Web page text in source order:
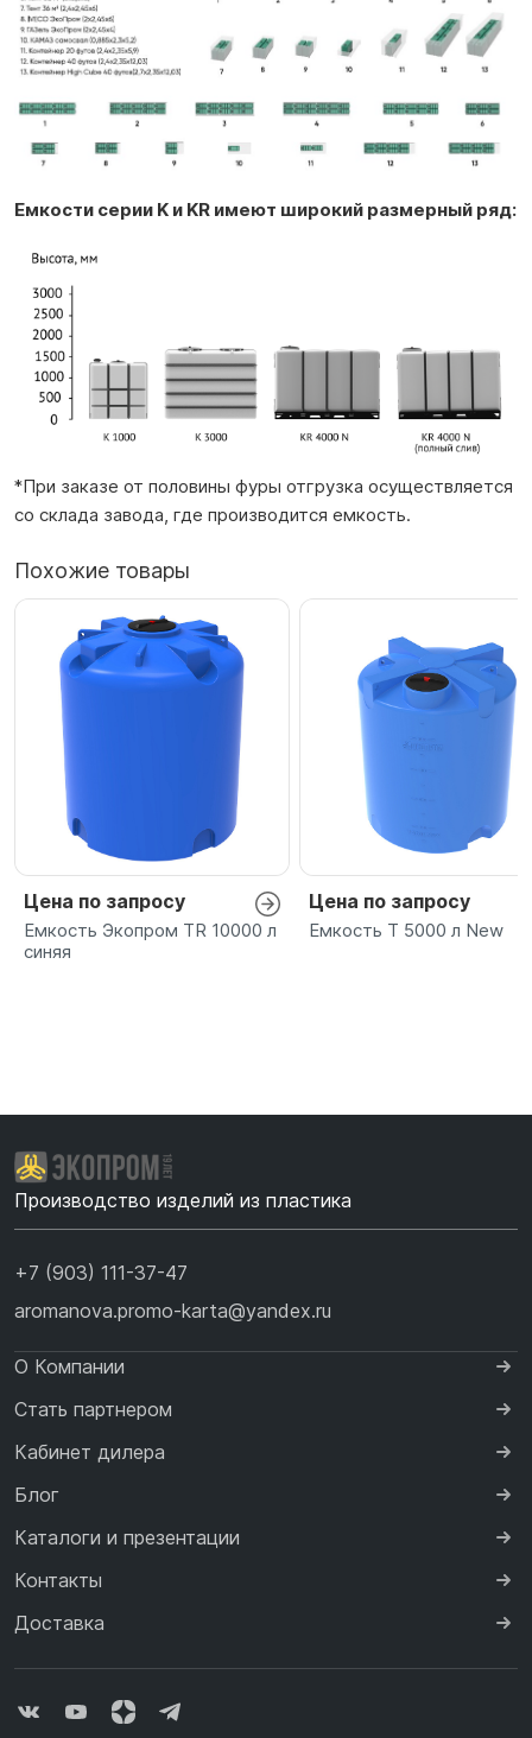
Емкости серии K и KR имеют широкий размерный ряд:
*При заказе от половины фуры отгрузка осуществляется
со склада завода, где производится емкость.
Похожие товары
Цена по запросу
Емкость Экопром TR 10000 л
синяя
Цена по запросу
Емкость T 5000 л New
Производство изделий из пластика
+7 (903) 111-37-47
aromanova.promo-karta@yandex.ru
О Компании
Стать партнером
Кабинет дилера
Блог
Каталоги и презентации
Контакты
Доставка